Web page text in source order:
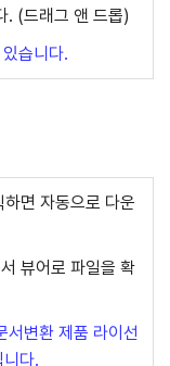
. (드래그 앤 드롭)
습니다.
하면 자동으로 다운
뷰어로 파일을 확
서변환 제품 라이선
다.